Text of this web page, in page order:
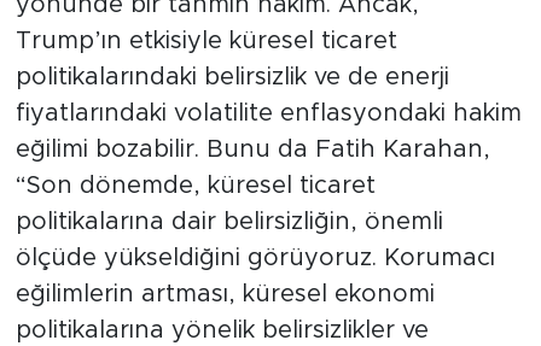
Trump’ın etkisiyle küresel ticaret
politikalarındaki belirsizlik ve de enerji
fiyatlarındaki volatilite enflasyondaki hakim
eğilimi bozabilir. Bunu da Fatih Karahan,
“Son dönemde, küresel ticaret
politikalarına dair belirsizliğin, önemli
ölçüde yükseldiğini görüyoruz. Korumacı
eğilimlerin artması, küresel ekonomi
politikalarına yönelik belirsizlikler ve